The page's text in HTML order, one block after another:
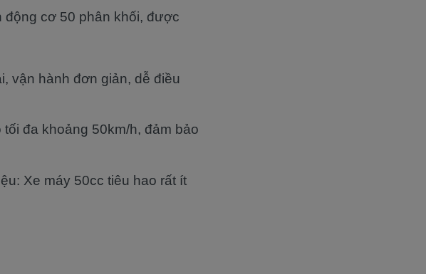
động cơ 50 phân khối, được
vận hành đơn giản, dễ điều
đa khoảng 50km/h, đảm bảo
Xe máy 50cc tiêu hao rất ít